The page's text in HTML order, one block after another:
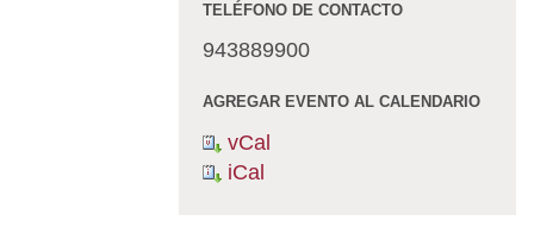
TELÉFONO DE CONTACTO
943889900
AGREGAR EVENTO AL CALENDARIO
vCal
iCal